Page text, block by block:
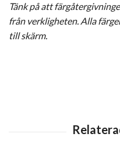
Tänk på att
från verkligheten. Alla
till skärm.